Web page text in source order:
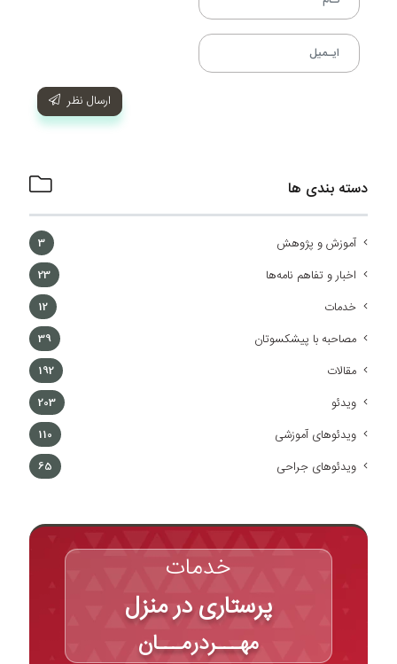
ارسال نظر
دسته بندی ها
آموزش و پژوهش 3
اخبار و تفاهم نامه‌ها 23
خدمات 12
مصاحبه با پیشکسوتان 39
مقالات 192
ویدئو 203
ویدئوهای آموزشی 110
ویدئوهای جراحی 65
خدمات
پرستاری در منزل
مهـــردرمـــان